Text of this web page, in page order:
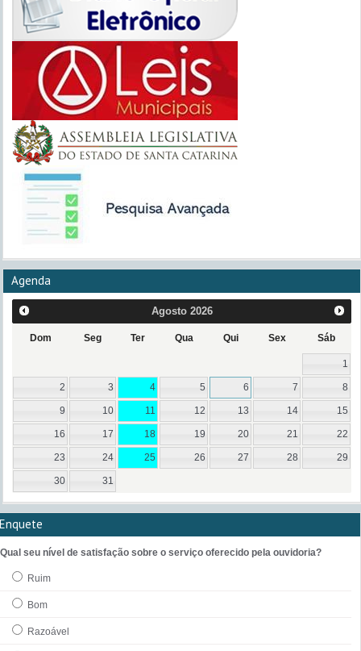
Agenda
Agosto 2026
Dom Seg Ter Qua Qui Sex Sáb
1
2 3 4 5 6 7 8
9 10 11 12 13 14 15
16 17 18 19 20 21 22
23 24 25 26 27 28 29
30 31
Enquete
Qual seu nível de satisfação sobre o serviço oferecido pela ouvidoria?
Ruim
Bom
Razoável